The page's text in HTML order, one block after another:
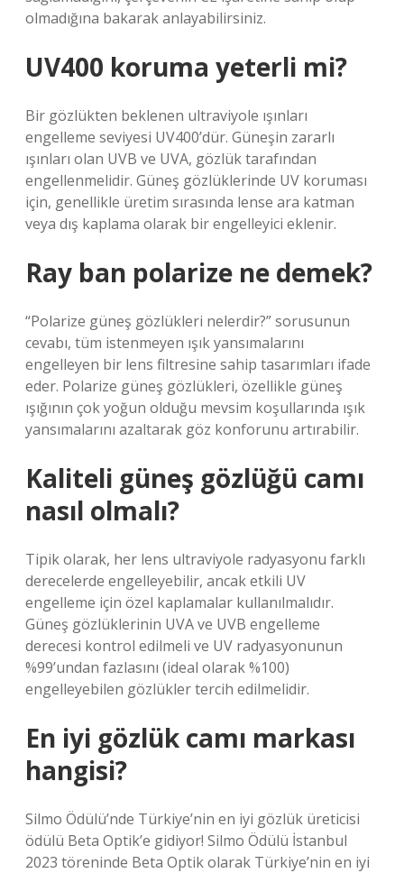
olmadığına bakarak anlayabilirsiniz.
UV400 koruma yeterli mi?
Bir gözlükten beklenen ultraviyole ışınları
engelleme seviyesi UV400’dür. Güneşin zararlı
ışınları olan UVB ve UVA, gözlük tarafından
engellenmelidir. Güneş gözlüklerinde UV koruması
için, genellikle üretim sırasında lense ara katman
veya dış kaplama olarak bir engelleyici eklenir.
Ray ban polarize ne demek?
“Polarize güneş gözlükleri nelerdir?” sorusunun
cevabı, tüm istenmeyen ışık yansımalarını
engelleyen bir lens filtresine sahip tasarımları ifade
eder. Polarize güneş gözlükleri, özellikle güneş
ışığının çok yoğun olduğu mevsim koşullarında ışık
yansımalarını azaltarak göz konforunu artırabilir.
Kaliteli güneş gözlüğü camı
nasıl olmalı?
Tipik olarak, her lens ultraviyole radyasyonu farklı
derecelerde engelleyebilir, ancak etkili UV
engelleme için özel kaplamalar kullanılmalıdır.
Güneş gözlüklerinin UVA ve UVB engelleme
derecesi kontrol edilmeli ve UV radyasyonunun
%99’undan fazlasını (ideal olarak %100)
engelleyebilen gözlükler tercih edilmelidir.
En iyi gözlük camı markası
hangisi?
Silmo Ödülü’nde Türkiye’nin en iyi gözlük üreticisi
ödülü Beta Optik’e gidiyor! Silmo Ödülü İstanbul
2023 töreninde Beta Optik olarak Türkiye’nin en iyi